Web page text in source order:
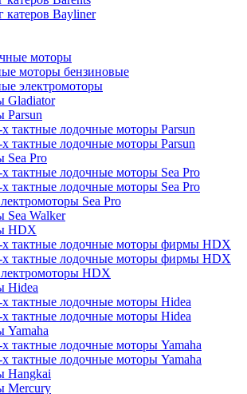
катеров Bayliner
моторы
моторы бензиновые
электромоторы
Gladiator
Parsun
х тактные лодочные моторы Parsun
х тактные лодочные моторы Parsun
Sea Pro
х тактные лодочные моторы Sea Pro
х тактные лодочные моторы Sea Pro
Sea Pro
Sea Walker
HDX
х тактные лодочные моторы фирмы HDX
х тактные лодочные моторы фирмы HDX
HDX
Hidea
х тактные лодочные моторы Hidea
х тактные лодочные моторы Hidea
Yamaha
х тактные лодочные моторы Yamaha
х тактные лодочные моторы Yamaha
Hangkai
Mercury